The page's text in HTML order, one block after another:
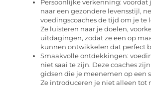
Persoonlijke verkenning: voordat
naar een gezondere levensstijl,
voedingscoaches de tijd om je te
Ze luisteren naar je doelen,
uitdagingen, zodat ze een op
kunnen ontwikkelen dat perfect
Smaakvolle ontdekkingen:
niet saai te zijn. Deze coaches
gidsen die je meenemen op een
Ze introduceren je niet alleen tot